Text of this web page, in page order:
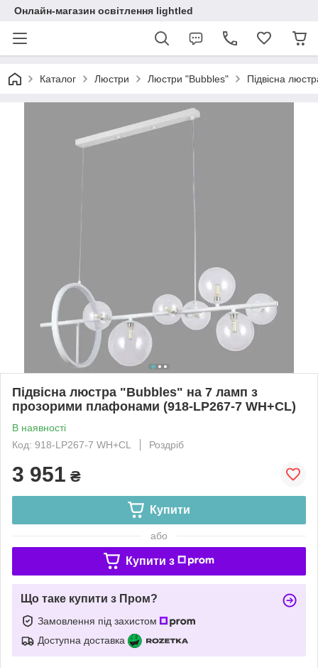
Онлайн-магазин освітлення lightled
Каталог Люстри Люстри "Bubbles" Підвісна
Підвісна люстра "Bubbles" на 7 ламп з
прозорими плафонами (918-LP267-7 WH+CL)
В наявності
Код: 918-LP267-7 WH+CL
Роздріб
3 951 ₴
Купити
або
Купити з
Що таке купити з Пром?
Замовлення під захистом
Доступна доставка